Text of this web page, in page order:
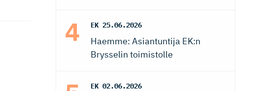
EK 25.06.2026
Haemme: Asiantuntija EK:n
Brysselin toimistolle
EK 02.06.2026